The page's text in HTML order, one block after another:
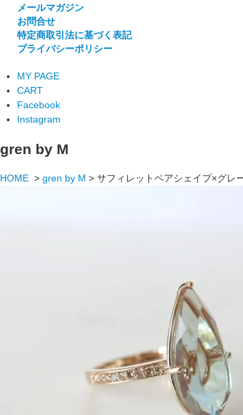
メールマガジン
お問合せ
特定商取引法に基づく表記
プライバシーポリシー
MY PAGE
CART
Facebook
Instagram
gren by M
HOME > gren by M > サフィレットペアシェイプ×グレ